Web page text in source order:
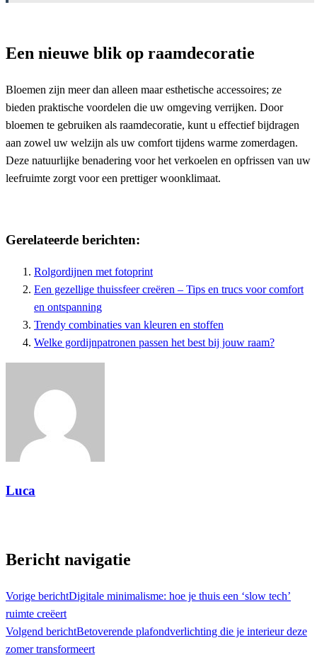
Een nieuwe blik op raamdecoratie
Bloemen zijn meer dan alleen maar esthetische accessoires; ze
bieden praktische voordelen die uw omgeving verrijken. Door
bloemen te gebruiken als raamdecoratie, kunt u effectief bijdragen
aan zowel uw welzijn als uw comfort tijdens warme zomerdagen.
Deze natuurlijke benadering voor het verkoelen en opfrissen van uw
leefruimte zorgt voor een prettiger woonklimaat.
Gerelateerde berichten:
Rolgordijnen met fotoprint
Een gezellige thuissfeer creëren – Tips en trucs voor comfort
en ontspanning
Trendy combinaties van kleuren en stoffen
Welke gordijnpatronen passen het best bij jouw raam?
Luca
Bericht navigatie
Vorige berichtDigitale minimalisme: hoe je thuis een ‘slow tech’
ruimte creëert
Volgend berichtBetoverende plafondverlichting die je interieur deze
zomer transformeert